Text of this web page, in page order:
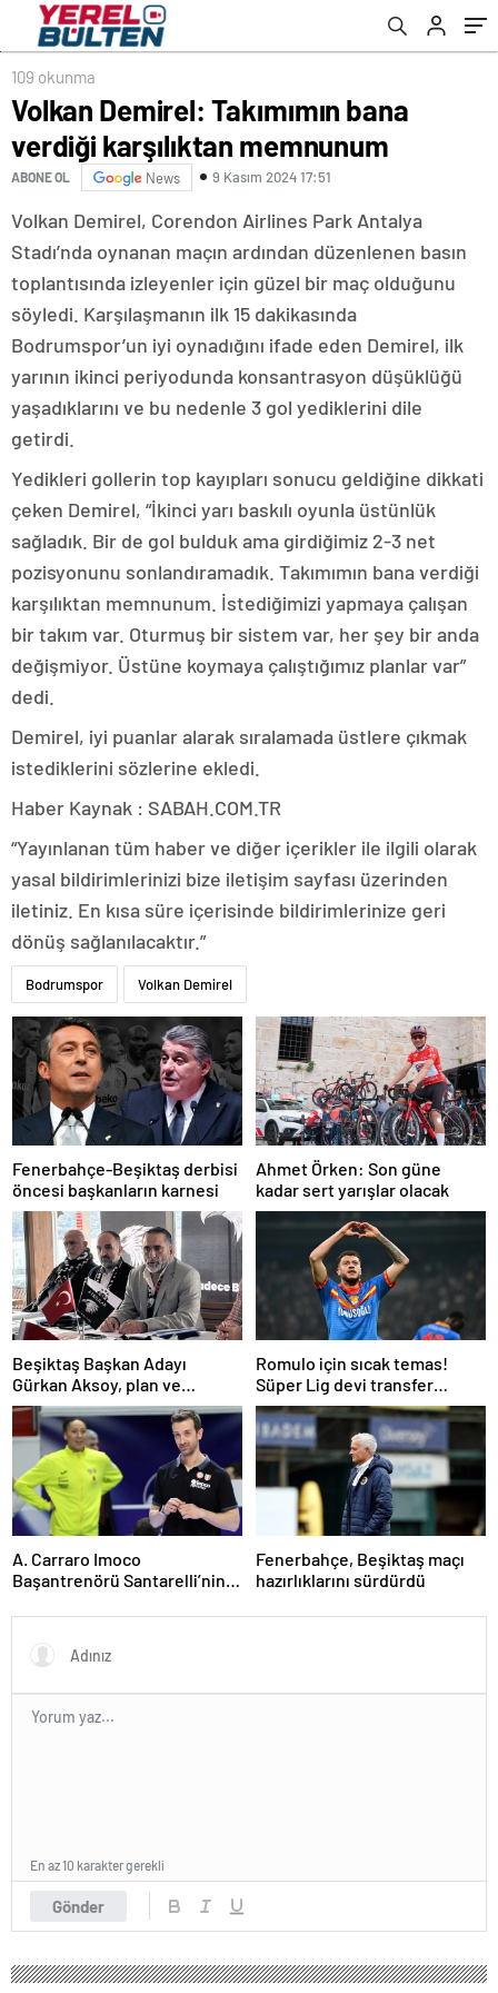
109 okunma
Volkan Demirel: Takımımın bana
verdiği karşılıktan memnunum
ABONE OL News 9 Kasım 2024 17:51
Volkan Demirel, Corendon Airlines Park Antalya
Stadı’nda oynanan maçın ardından düzenlenen basın
toplantısında izleyenler için güzel bir maç olduğunu
söyledi. Karşılaşmanın ilk 15 dakikasında
Bodrumspor’un iyi oynadığını ifade eden Demirel, ilk
yarının ikinci periyodunda konsantrasyon düşüklüğü
yaşadıklarını ve bu nedenle 3 gol yediklerini dile
getirdi.
Yedikleri gollerin top kayıpları sonucu geldiğine dikkati
çeken Demirel, “İkinci yarı baskılı oyunla üstünlük
sağladık. Bir de gol bulduk ama girdiğimiz 2-3 net
pozisyonunu sonlandıramadık. Takımımın bana verdiği
karşılıktan memnunum. İstediğimizi yapmaya çalışan
bir takım var. Oturmuş bir sistem var, her şey bir anda
değişmiyor. Üstüne koymaya çalıştığımız planlar var”
dedi.
Demirel, iyi puanlar alarak sıralamada üstlere çıkmak
istediklerini sözlerine ekledi.
Haber Kaynak : SABAH.COM.TR
“Yayınlanan tüm haber ve diğer içerikler ile ilgili olarak
yasal bildirimlerinizi bize iletişim sayfası üzerinden
iletiniz. En kısa süre içerisinde bildirimlerinize geri
dönüş sağlanılacaktır.”
Bodrumspor Volkan Demirel
Fenerbahçe-Beşiktaş derbisi
öncesi başkanların karnesi
Ahmet Örken: Son güne
kadar sert yarışlar olacak
Beşiktaş Başkan Adayı
Gürkan Aksoy, plan ve
projelerini anlattı
Romulo için sıcak temas!
Süper Lig devi transfer
ateşini yaktı!
A. Carraro Imoco
Başantrenörü Santarelli’nin
VakıfBank
Fenerbahçe, Beşiktaş maçı
hazırlıklarını sürdürdü
Gönder
En az 10 karakter gerekli